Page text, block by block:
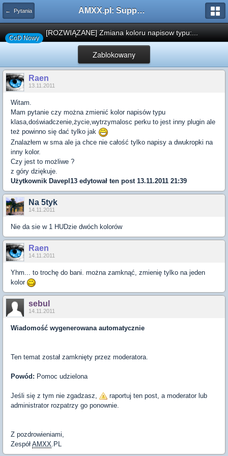
← Pytania AMXX.pl: Support AMX Mod X i SourceMod
CoD Nowy
[ROZWIĄZANE] Zmiana koloru napisow typu:...
Zablokowany
Raen
13.11.2011
Witam.
Mam pytanie czy można zmienić kolor napisów typu
klasa,doświadczenie,życie,wytrzymalosc perku to jest inny plugin ale
też powinno się dać tylko jak
Znalazłem w sma ale ja chce nie całość tylko napisy a dwukropki na
inny kolor.
Czy jest to możliwe ?
z góry dziękuje.
Użytkownik Davepl13 edytował ten post 13.11.2011 21:39
Na 5tyk
14.11.2011
Nie da sie w 1 HUDzie dwóch kolorów
Raen
14.11.2011
Yhm... to trochę do bani. można zamknąć, zmienię tylko na jeden
kolor
sebul
14.11.2011
Wiadomość wygenerowana automatycznie
Ten temat został zamknięty przez moderatora.
Powód: Pomoc udzielona
Jeśli się z tym nie zgadzasz,
raportuj ten post, a moderator lub
administrator rozpatrzy go ponownie.
Z pozdrowieniami,
Zespół AMXX .PL